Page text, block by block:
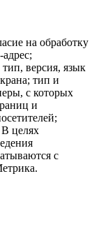
на обработку
версия, язык
тип и
с которых
и
В целях
с